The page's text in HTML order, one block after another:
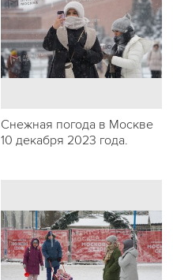
Снежная погода в Москве
10 декабря 2023 года.